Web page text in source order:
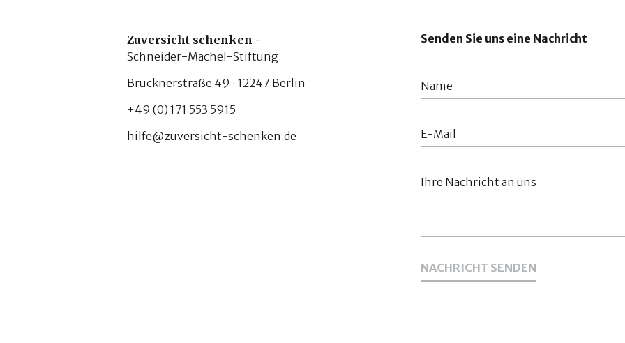
Zuversicht schenken -
Schneider-Machel-Stiftung
Brucknerstraße 49 · 12247 Berlin
+49 (0) 171 553 5915
hilfe@zuversicht-schenken.de
Senden Sie uns eine Nachricht
NACHRICHT SENDEN